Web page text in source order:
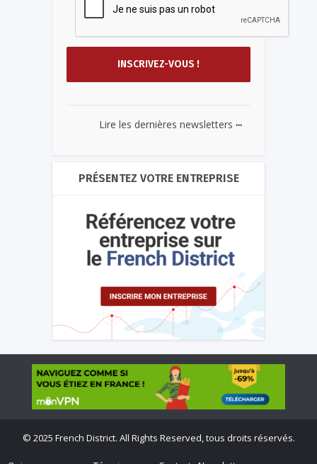
Lire les dernières newsletters ...
PRÉSENTEZ VOTRE ENTREPRISE
© 2025 French District. All Rights Reserved, tous droits réservés.